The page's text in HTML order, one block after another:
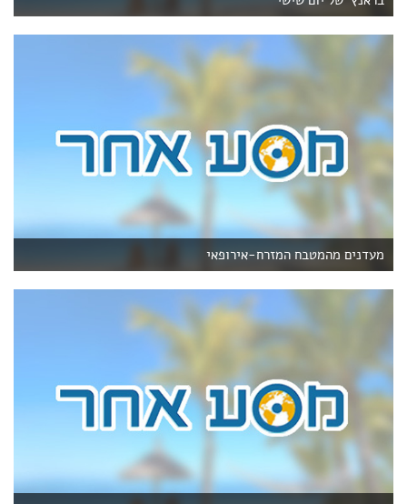
מעדנים מהמטבח המזרח-אירופאי